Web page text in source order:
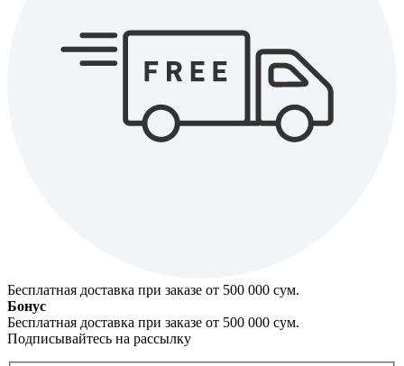
Бесплатная доставка при заказе от 500 000 cум.
Бонус
Бесплатная доставка при заказе от 500 000 cум.
Подписывайтесь на рассылку